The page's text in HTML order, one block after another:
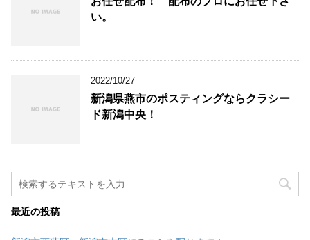
い。
2022/10/27
新潟県燕市のポスティングならクラシー
ド新潟中央！
最近の投稿